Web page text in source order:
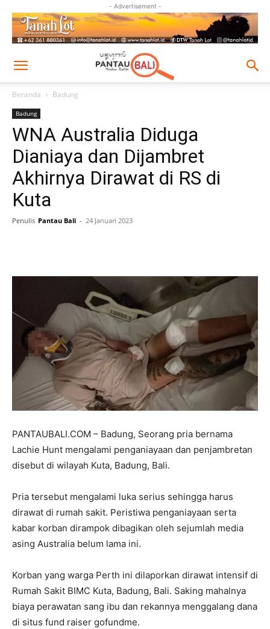
- Advertisement -
Beranda Badung
Badung
WNA Australia Diduga
Dianiaya dan Dijambret
Akhirnya Dirawat di RS di
Kuta
Penulis Pantau Bali - 24 Januari 2023
PANTAUBALI.COM – Badung, Seorang pria bernama
Lachie Hunt mengalami penganiayaan dan penjambretan
disebut di wilayah Kuta, Badung, Bali.
Pria tersebut mengalami luka serius sehingga harus
dirawat di rumah sakit. Peristiwa penganiayaan serta
kabar korban dirampok dibagikan oleh sejumlah media
asing Australia belum lama ini.
Korban yang warga Perth ini dilaporkan dirawat intensif di
Rumah Sakit BIMC Kuta, Badung, Bali. Saking mahalnya
biaya perawatan sang ibu dan rekannya menggalang dana
di situs fund raiser gofundme.